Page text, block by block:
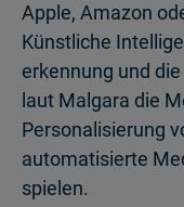
Apple, Amazon
Künstliche
erkennung und
laut Malgara die
Personalisierung
automatisierte
spielen.